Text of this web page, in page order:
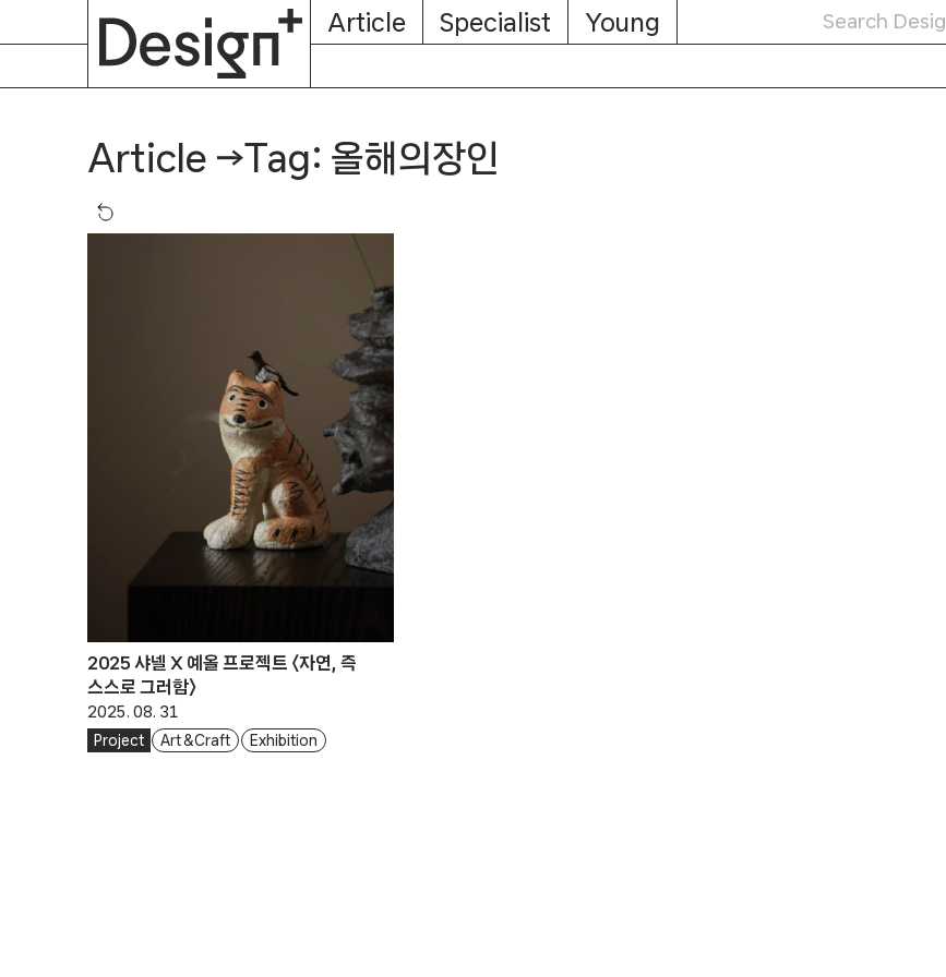
Article Specialist Young
Article →Tag: 올해의장인
2025 샤넬 X 예올 프로젝트 〈자연, 즉
스스로 그러함〉
2025. 08. 31
Project Art & Craft Exhibition
About
Subscription
Magazine